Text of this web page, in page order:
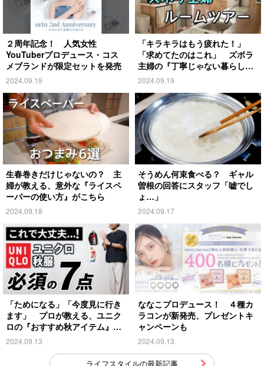
２周年記念！ 人気女性
YouTuberプロデュース・コス
メブランドが限定セットを発売
2024.09.19
「キラキラはもう疲れた！」
「求めてたのはこれ」 ズボラ
主婦の『丁寧じゃない暮らし』
がこちら
2024.09.19
生春巻きだけじゃないの？ 主
婦が教える、意外な『ライスペ
ーパーの使い方』がこちら
2024.09.18
そうめん何束食べる？ ギャル
曽根の回答にスタッフ「嘘でし
ょ…」
2024.09.17
「ためになる」「今度見に行き
ます」 プロが教える、ユニク
ロの『おすすめ秋アイテム』が
こちら
2024.09.13
ななこプロデュース！ ４種カ
ラコンが新発売、プレゼントキ
ャンペーンも
2024.09.13
ライフスタイルの最新記事